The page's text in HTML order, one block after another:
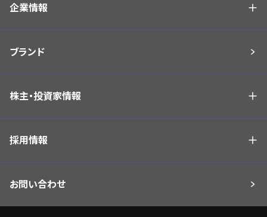
企業情報
ブランド
株主・投資家情報
採用情報
お問い合わせ